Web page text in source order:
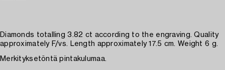
Diamonds totalling 3.82 ct according to the engraving. Quality
approximately F/vs. Length approximately 17.5 cm. Weight 6 g.
Merkityksetöntä pintakulumaa.